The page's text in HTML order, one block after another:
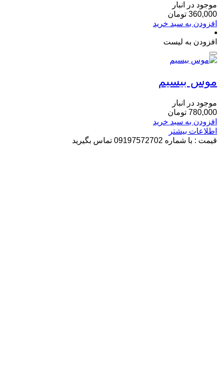
موجود در انبار
360,000 تومان
افزودن به سبد خرید
افزودن به لیست
موس بیسیم
موجود در انبار
780,000 تومان
افزودن به سبد خرید
اطلاعات بیشتر
قیمت : با شماره 09197572702 تماس بگیرید